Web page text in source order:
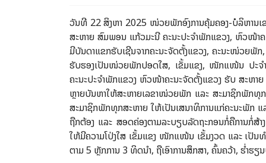
ວັນທີ 22 ສິງຫາ 2025 ໜ່ວຍພັກອົງການຄຸ້ມຄອງ-ບໍລິຫານ
ສະຫາຍ ສົມພອນ ແກ້ວມະນີ ຄະນະປະຈຳພັກແຂວງ, ຫົວໜ້າ
ມີບັນດາແຂກຮັບເຊີນຈາກຄະນະຈັດຕັ້ງແຂວງ, ຄະນະໜ່ວຍພັ
ຮັບຮອງເປັນໜ່ວຍພັກປອດໃສ, ເຂັ້ມແຂງ, ໜັກແໜ້ນ ປະຈ
ຄະນະປະຈຳພັກແຂວງ ຫົວໜ້າຄະນະຈັດຕັ້ງແຂວງ ຮັບ ສະຫ
ຫຼາຍບັນຫາໃຫ້ສະຫາຍເລຂາໜ່ວຍພັກ ແລະ ສະມາຊິກພັກ
ສະມາຊິກພັກທຸກສະຫາຍ ໃຫ້ເປັນເສນາທິການແກ່ຄະນະພັກ ແ
ຖືກຕ້ອງ ແລະ ສອດຄ່ອງຕາມລະບຽບລັດຖະກອນກໍ່ຄືການກໍ່
ໃຫ້ມີຄວາມໂປ່ງໃສ ເຂັ້ມແຂງ ໜັກແໜ້ນ ເຂັ້ມງວດ ແລະ ເປັນ
ຕາມ 5 ຫຼັກການ 3 ທິດນໍາ, ຖືເອົາການສຶກສາ, ຄົ້ນຄວ້າ, ຮໍ່າ